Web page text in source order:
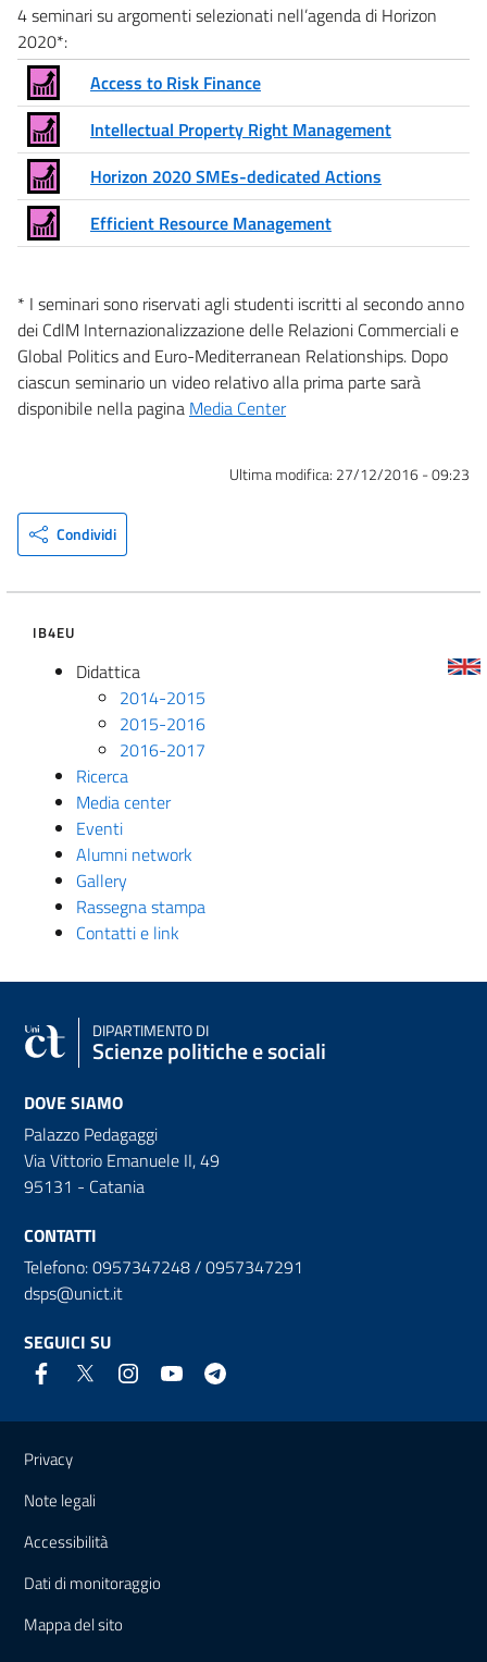
4 seminari su argomenti selezionati nell’agenda di Horizon
2020*:
Access to Risk Finance
Intellectual Property Right Management
Horizon 2020 SMEs-dedicated Actions
Efficient Resource Management
* I seminari sono riservati agli studenti iscritti al secondo anno
dei CdlM Internazionalizzazione delle Relazioni Commerciali e
Global Politics and Euro-Mediterranean Relationships. Dopo
ciascun seminario un video relativo alla prima parte sarà
disponibile nella pagina Media Center
Ultima modifica: 27/12/2016 - 09:23
Condividi
IB4EU
Didattica
2014-2015
2015-2016
2016-2017
Ricerca
Media center
Eventi
Alumni network
Gallery
Rassegna stampa
Contatti e link
DIPARTIMENTO DI
Scienze politiche e sociali
DOVE SIAMO
Palazzo Pedagaggi
Via Vittorio Emanuele II, 49
95131 - Catania
CONTATTI
Telefono: 0957347248 / 0957347291
dsps@unict.it
SEGUICI SU
Link e informazioni utili
Privacy
Note legali
Accessibilità
Dati di monitoraggio
Mappa del sito